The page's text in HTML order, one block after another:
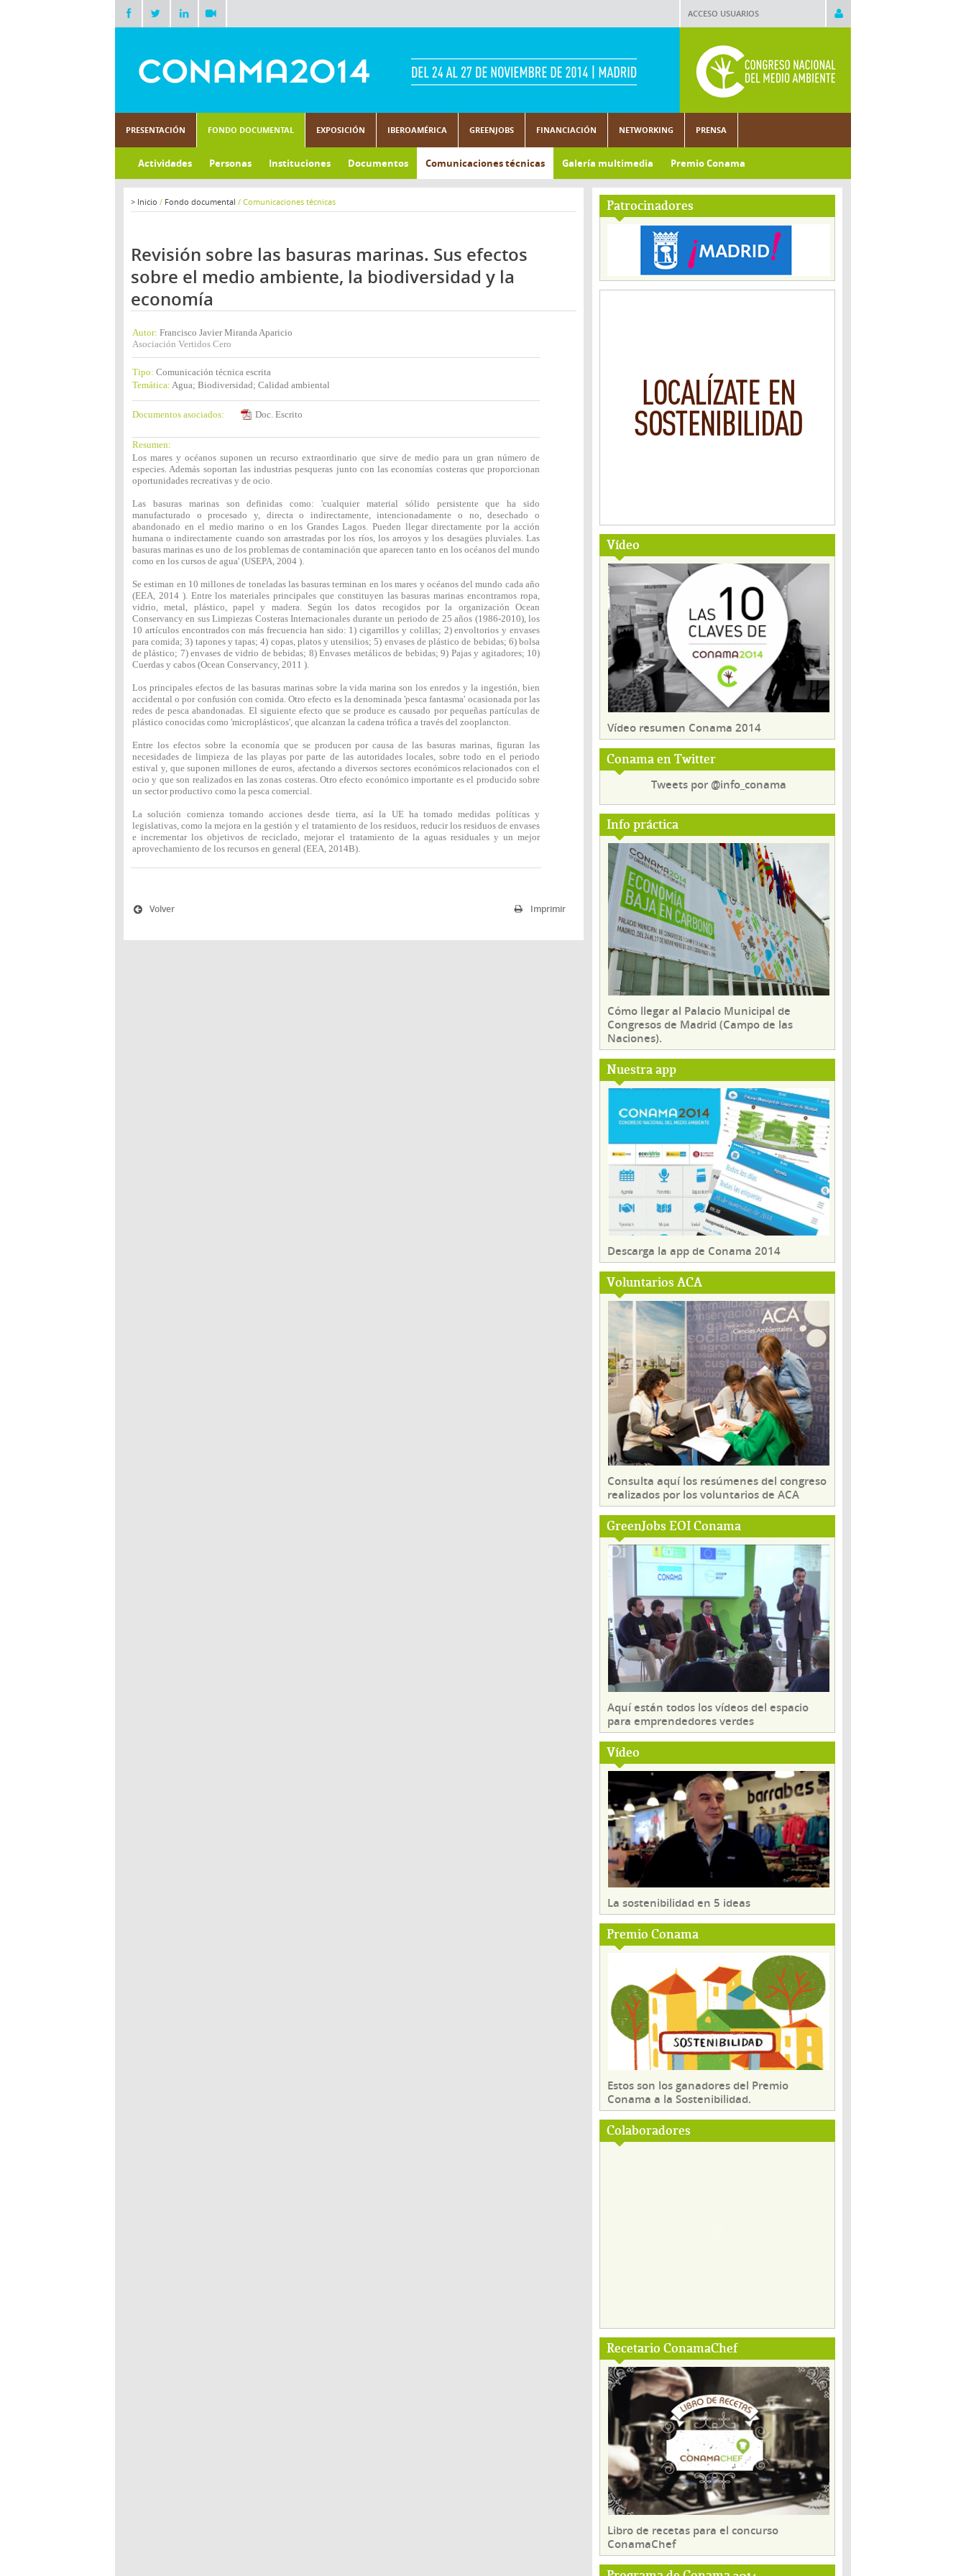
ACCESO USUARIOS
PRESENTACIÓN FONDO DOCUMENTAL EXPOSICIÓN IBEROAMÉRICA GREENJOBS FINANCIACIÓN NETWORKING PRENSA
Actividades Personas Instituciones Documentos Comunicaciones técnicas Galería multimedia Premio Conama
Patrocinadores
Vídeo
Vídeo resumen Conama 2014
Conama en Twitter
Tweets por @info_conama
Info práctica
Cómo llegar al Palacio Municipal de
Congresos de Madrid (Campo de las
Naciones).
Nuestra app
Descarga la app de Conama 2014
Voluntarios ACA
Consulta aquí los resúmenes del congreso
realizados por los voluntarios de ACA
GreenJobs EOI Conama
Aquí están todos los vídeos del espacio
para emprendedores verdes
Vídeo
La sostenibilidad en 5 ideas
Premio Conama
Estos son los ganadores del Premio
Conama a la Sostenibilidad.
Colaboradores
Recetario ConamaChef
Libro de recetas para el concurso
ConamaChef
> Inicio / Fondo documental / Comunicaciones técnicas
Revisión sobre las basuras marinas. Sus efectos
sobre el medio ambiente, la biodiversidad y la
economía
Autor: Francisco Javier Miranda Aparicio
Asociación Vertidos Cero
Tipo: Comunicación técnica escrita
Temática: Agua; Biodiversidad; Calidad ambiental
Documentos asociados: Doc. Escrito
Resumen:
Los mares y océanos suponen un recurso extraordinario que sirve de medio para un gran número de
especies. Además soportan las industrias pesqueras junto con las economías costeras que proporcionan
oportunidades recreativas y de ocio.
Las basuras marinas son definidas como: 'cualquier material sólido persistente que ha sido
manufacturado o procesado y, directa o indirectamente, intencionadamente o no, desechado o
abandonado en el medio marino o en los Grandes Lagos. Pueden llegar directamente por la acción
humana o indirectamente cuando son arrastradas por los ríos, los arroyos y los desagües pluviales. Las
basuras marinas es uno de los problemas de contaminación que aparecen tanto en los océanos del mundo
como en los cursos de agua' (USEPA, 2004 ).
Se estiman en 10 millones de toneladas las basuras terminan en los mares y océanos del mundo cada año
(EEA, 2014 ). Entre los materiales principales que constituyen las basuras marinas encontramos ropa,
vidrio, metal, plástico, papel y madera. Según los datos recogidos por la organización Ocean
Conservancy en sus Limpiezas Costeras Internacionales durante un periodo de 25 años (1986-2010), los
10 artículos encontrados con más frecuencia han sido: 1) cigarrillos y colillas; 2) envoltorios y envases
para comida; 3) tapones y tapas; 4) copas, platos y utensilios; 5) envases de plástico de bebidas; 6) bolsa
de plástico; 7) envases de vidrio de bebidas; 8) Envases metálicos de bebidas; 9) Pajas y agitadores; 10)
Cuerdas y cabos (Ocean Conservancy, 2011 ).
Los principales efectos de las basuras marinas sobre la vida marina son los enredos y la ingestión, bien
accidental o por confusión con comida. Otro efecto es la denominada 'pesca fantasma' ocasionada por las
redes de pesca abandonadas. El siguiente efecto que se produce es causado por pequeñas partículas de
plástico conocidas como 'microplásticos', que alcanzan la cadena trófica a través del zooplancton.
Entre los efectos sobre la economía que se producen por causa de las basuras marinas, figuran las
necesidades de limpieza de las playas por parte de las autoridades locales, sobre todo en el periodo
estival y, que suponen millones de euros, afectando a diversos sectores económicos relacionados con el
ocio y que son realizados en las zonas costeras. Otro efecto económico importante es el producido sobre
un sector productivo como la pesca comercial.
La solución comienza tomando acciones desde tierra, así la UE ha tomado medidas políticas y
legislativas, como la mejora en la gestión y el tratamiento de los residuos, reducir los residuos de envases
e incrementar los objetivos de reciclado, mejorar el tratamiento de la aguas residuales y un mejor
aprovechamiento de los recursos en general (EEA, 2014B).
Imprimir
Volver